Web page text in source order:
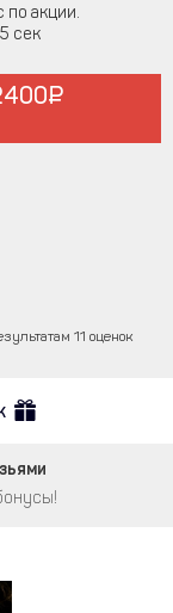
по акции.
11 оценок